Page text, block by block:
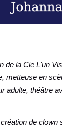
de la Cie L'un
metteuse en
adulte, théâtre
de